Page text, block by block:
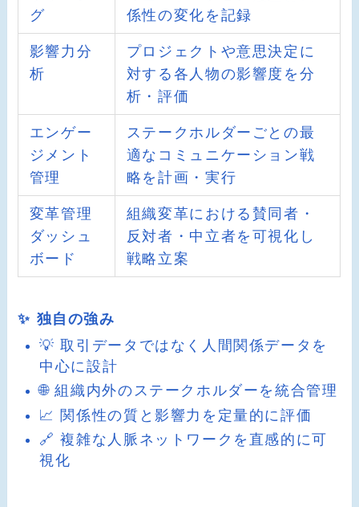
グ
係性の変化を記録
影響力分
析
プロジェクトや意思決定に
対する各人物の影響度を分
析・評価
エンゲー
ジメント
管理
ステークホルダーごとの最
適なコミュニケーション戦
略を計画・実行
変革管理
ダッシュ
ボード
組織変革における賛同者・
反対者・中立者を可視化し
戦略立案
✨ 独自の強み
💡 取引データではなく人間関係データを
中心に設計
🌐 組織内外のステークホルダーを統合管理
📈 関係性の質と影響力を定量的に評価
🔗 複雑な人脈ネットワークを直感的に可
視化